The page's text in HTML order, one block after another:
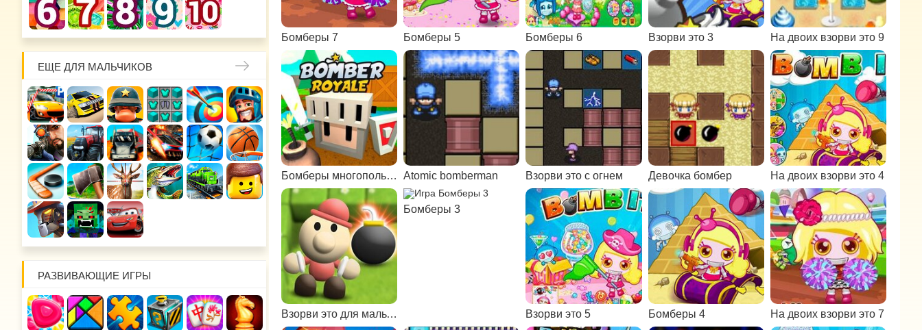
ЕЩЕ ДЛЯ МАЛЬЧИКОВ
РАЗВИВАЮЩИЕ ИГРЫ
Бомберы 7 Бомберы 5 Бомберы 6 Взорви это 3 На двоих взорви это 9
Бомберы многопользовательская Atomic bomberman Взорви это с огнем Девочка бомбер На двоих взорви это 4
Взорви это для мальчиков
Бомберы 3
Взорви это 5 Бомберы 4 На двоих взорви это 7